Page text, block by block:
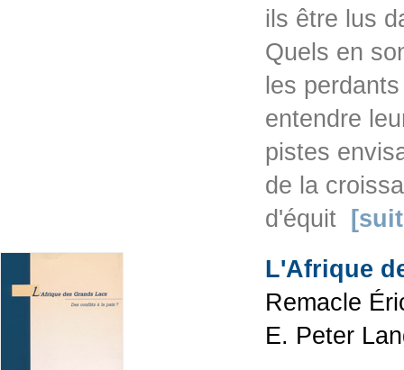
ils être lus
Quels en
les
entendre
pistes
de la
d'équit
L'Afrique
Remacle
E. Peter